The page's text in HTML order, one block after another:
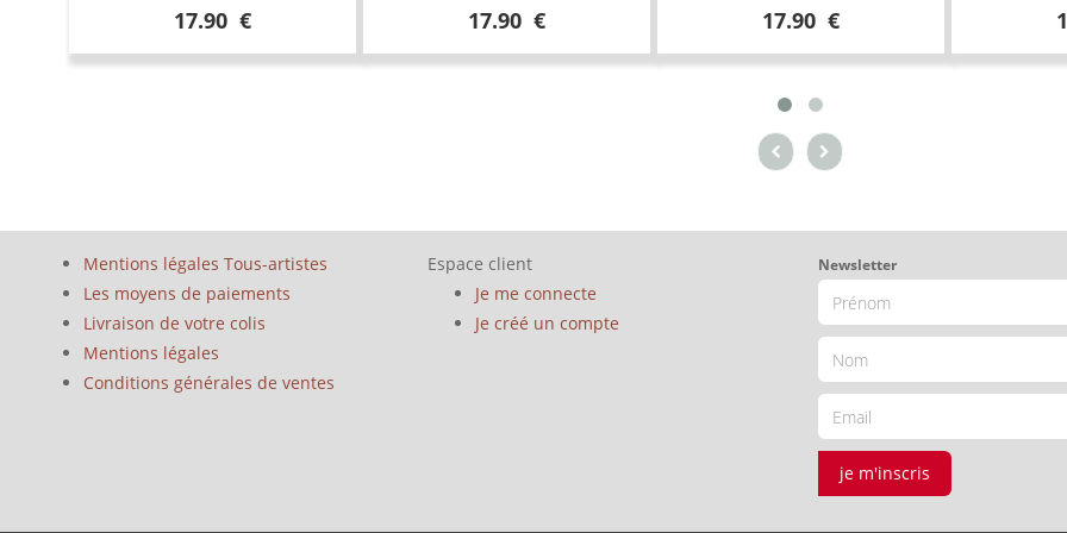
17.90 € 17.90 € 17.90 €
Mentions légales Tous-artistes
Les moyens de paiements
Livraison de votre colis
Mentions légales
Conditions générales de ventes
Espace client
Je me connecte
Je créé un compte
Newsletter
je m'inscris